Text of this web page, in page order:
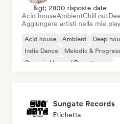
&gt; 2800 risposte date
Acid houseAmbientChill out
Aggiungere artisti nelle mie
Acid house Ambient Deep
Indie Dance
Melodic &
Organic House / Downtempo
Sungate Records
Etichetta